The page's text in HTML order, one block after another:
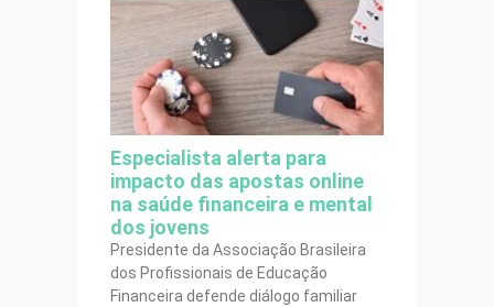
Especialista alerta para
impacto das apostas online
na saúde financeira e mental
dos jovens
Presidente da Associação Brasileira
dos Profissionais de Educação
Financeira defende diálogo familiar